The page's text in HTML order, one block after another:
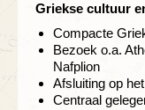
Griekse cultuur
Compacte
Bezoek o.a.
Nafplion
Afsluiting op
Centraal